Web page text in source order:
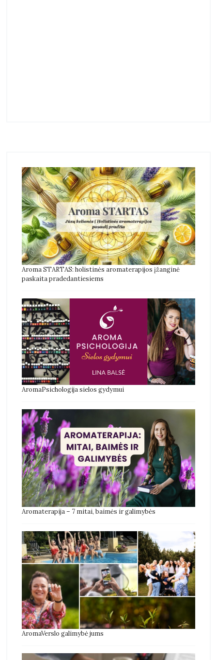
Aroma STARTAS: holistinės aromaterapijos įžanginė
paskaita pradedantiesiems
AromaPsichologija sielos gydymui
Aromaterapija – 7 mitai, baimės ir galimybės
AromaVerslo galimybė jums